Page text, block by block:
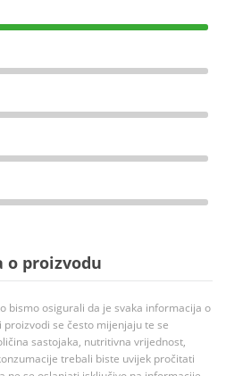
o proizvodu
bismo osigurali da je svaka informacija o
se često mijenjaju te se
sastojaka, nutritivna vrijednost,
trebali biste uvijek pročitati